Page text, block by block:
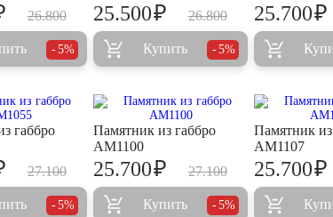
26.800
5%
26.800
25.500₽
Купить 5%
25.700₽
габбро
27.100
5%
Памятник из габбро
AM1100
27.100
25.700₽
Купить 5%
Памятник из
AM1107
25.700₽